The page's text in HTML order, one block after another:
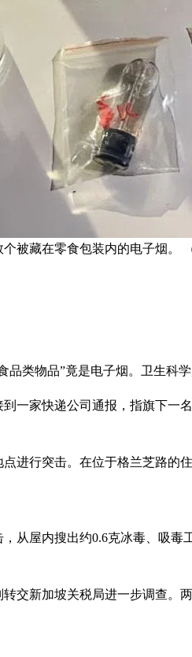
被藏在零食包装内的电子烟。
类物品”竟是电子烟。卫生科
一家快递公司通报，指旗下
进行突击。在位于格兰芝路
从屋内搜出约0.6克冰毒、吸
交新加坡关税局进一步调查